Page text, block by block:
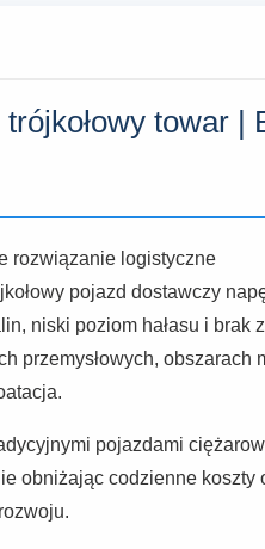
towar |
rozwiązanie logistyczne
pojazd dostawczy
niski poziom hałasu i
przemysłowych,
pojazdami
obniżając codzienne